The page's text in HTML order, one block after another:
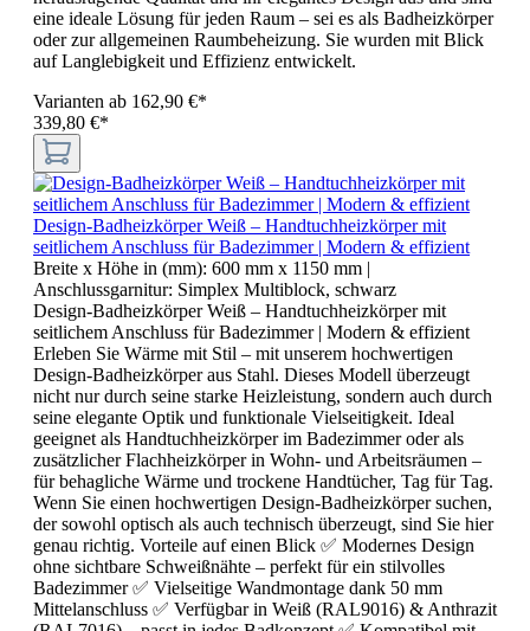
eine ideale Lösung für jeden Raum – sei es als Badheizkörper
oder zur allgemeinen Raumbeheizung. Sie wurden mit Blick
auf Langlebigkeit und Effizienz entwickelt.
Varianten ab 162,90 €*
339,80 €*
Design-Badheizkörper Weiß – Handtuchheizkörper mit
seitlichem Anschluss für Badezimmer | Modern & effizient
Breite x Höhe in (mm): 600 mm x 1150 mm |
Anschlussgarnitur: Simplex Multiblock, schwarz
Design-Badheizkörper Weiß – Handtuchheizkörper mit
seitlichem Anschluss für Badezimmer | Modern & effizient
Erleben Sie Wärme mit Stil – mit unserem hochwertigen
Design-Badheizkörper aus Stahl. Dieses Modell überzeugt
nicht nur durch seine starke Heizleistung, sondern auch durch
seine elegante Optik und funktionale Vielseitigkeit. Ideal
geeignet als Handtuchheizkörper im Badezimmer oder als
zusätzlicher Flachheizkörper in Wohn- und Arbeitsräumen –
für behagliche Wärme und trockene Handtücher, Tag für Tag.
Wenn Sie einen hochwertigen Design-Badheizkörper suchen,
der sowohl optisch als auch technisch überzeugt, sind Sie hier
genau richtig. Vorteile auf einen Blick ✅ Modernes Design
ohne sichtbare Schweißnähte – perfekt für ein stilvolles
Badezimmer ✅ Vielseitige Wandmontage dank 50 mm
Mittelanschluss ✅ Verfügbar in Weiß (RAL9016) & Anthrazit